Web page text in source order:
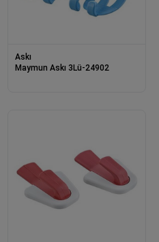
Askı
Maymun Askı 3Lü-24902